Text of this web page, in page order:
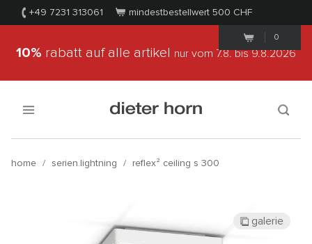
+49 7231 313061 mindestbestellwert 500 CHF
0
10% rabatt auf alle artikel nur vom 7.8.bis 9.8.2026
home / serien.lightning / reflex² ceiling s 300
galerie